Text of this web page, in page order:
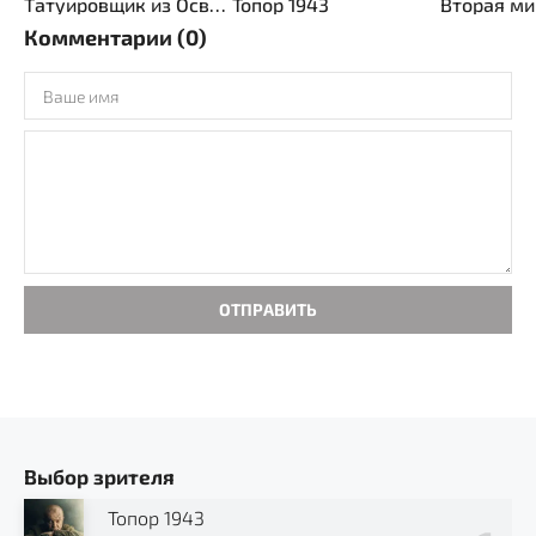
Комментарии (0)
ОТПРАВИТЬ
Выбор зрителя
Топор 1943